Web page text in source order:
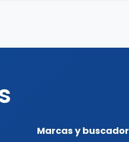
Marcas y buscador